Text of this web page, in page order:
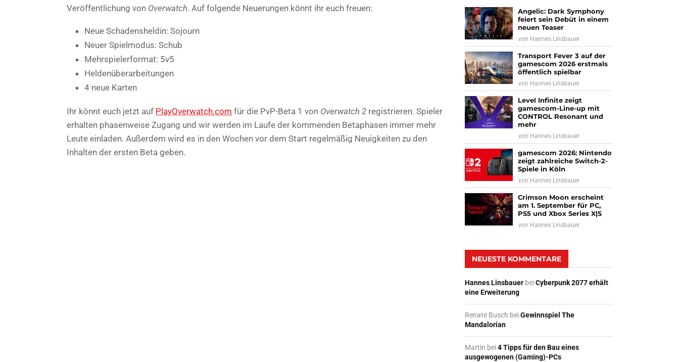
Veröffentlichung von Overwatch. Auf folgende Neuerungen könnt ihr euch freuen:
Neue Schadensheldin: Sojourn
Neuer Spielmodus: Schub
Mehrspielerformat: 5v5
Heldenüberarbeitungen
4 neue Karten
Ihr könnt euch jetzt auf PlayOverwatch.com für die PvP-Beta 1 von Overwatch 2 registrieren. Spieler
erhalten phasenweise Zugang und wir werden im Laufe der kommenden Betaphasen immer mehr
Leute einladen. Außerdem wird es in den Wochen vor dem Start regelmäßig Neuigkeiten zu den
Inhalten der ersten Beta geben.
Angelic: Dark Symphony
feiert sein Debüt in einem
neuen Teaser
von Hannes Linsbauer
Transport Fever 3 auf der
gamescom 2026 erstmals
öffentlich spielbar
von Hannes Linsbauer
Level Infinite zeigt
gamescom-Line-up mit
CONTROL Resonant und
mehr
von Hannes Linsbauer
gamescom 2026: Nintendo
zeigt zahlreiche Switch-2-
Spiele in Köln
von Hannes Linsbauer
Crimson Moon erscheint
am 1. September für PC,
PS5 und Xbox Series X|S
von Hannes Linsbauer
NEUESTE KOMMENTARE
Hannes Linsbauer beiCyberpunk 2077 erhält
eine Erweiterung
Renate Busch beiGewinnspiel The
Mandalorian
Martin bei4 Tipps für den Bau eines
ausgewogenen (Gaming)-PCs